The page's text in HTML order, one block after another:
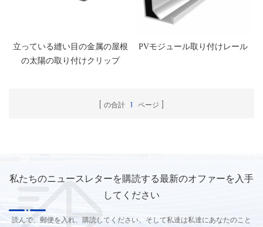
立っている縫い目の金属の屋根
の太陽の取り付けクリップ
PVモジュール取り付けレール
の合計 1 ページ
私たちのニュースレターを購読する最新のオファーを入手
してください
読んで、郵便を入れ、購読してください、そして私達は私達にあなたのこと